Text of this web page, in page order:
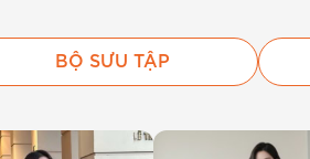
Tạo điểm nhấn ở phần vai, mang
mùa hè.Áo sơ mi tay dài
nhìn. Với bộ sưu tập áo sơ mi nữ
BỘ SƯU TẬP